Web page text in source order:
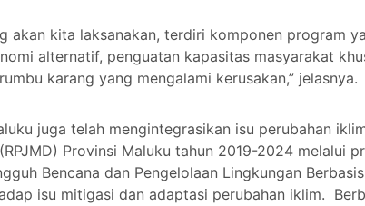
akan kita laksanakan, terdiri komponen program
alternatif, penguatan kapasitas masyarakat
karang yang mengalami kerusakan,” jelasnya.
juga telah mengintegrasikan isu perubahan
Provinsi Maluku tahun 2019-2024 melalui
Bencana dan Pengelolaan Lingkungan
isu mitigasi dan adaptasi perubahan iklim.